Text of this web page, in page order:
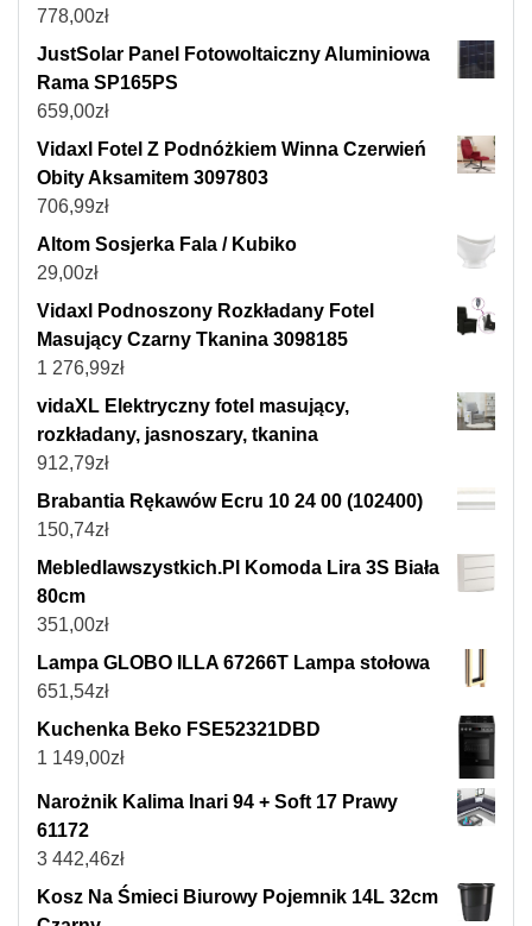
778,00zł
JustSolar Panel Fotowoltaiczny Aluminiowa
Rama SP165PS
659,00zł
Vidaxl Fotel Z Podnóżkiem Winna Czerwień
Obity Aksamitem 3097803
706,99zł
Altom Sosjerka Fala / Kubiko
29,00zł
Vidaxl Podnoszony Rozkładany Fotel
Masujący Czarny Tkanina 3098185
1 276,99zł
vidaXL Elektryczny fotel masujący,
rozkładany, jasnoszary, tkanina
912,79zł
Brabantia Rękawów Ecru 10 24 00 (102400)
150,74zł
Mebledlawszystkich.Pl Komoda Lira 3S Biała
80cm
351,00zł
Lampa GLOBO ILLA 67266T Lampa stołowa
651,54zł
Kuchenka Beko FSE52321DBD
1 149,00zł
Narożnik Kalima Inari 94 + Soft 17 Prawy
61172
3 442,46zł
Kosz Na Śmieci Biurowy Pojemnik 14L 32cm